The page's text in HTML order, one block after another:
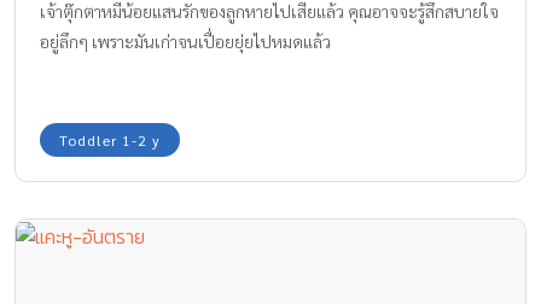
เจ้าตุ๊กตาหมีน้อยแสนรักของลูกหายไปเสียแล้ว คุณอาจจะรู้สึกสบายใจ
อยู่ลึกๆ เพราะมันเก่าจนเปื่อยยุ่ยไปหมดแล้ว
Toddler 1-2 y